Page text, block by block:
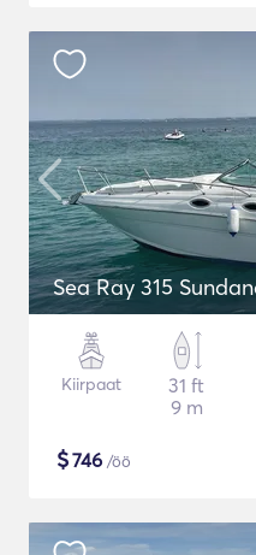
Sea Ray 315
Kiirpaat
31 ft
9 m
$746 /öö